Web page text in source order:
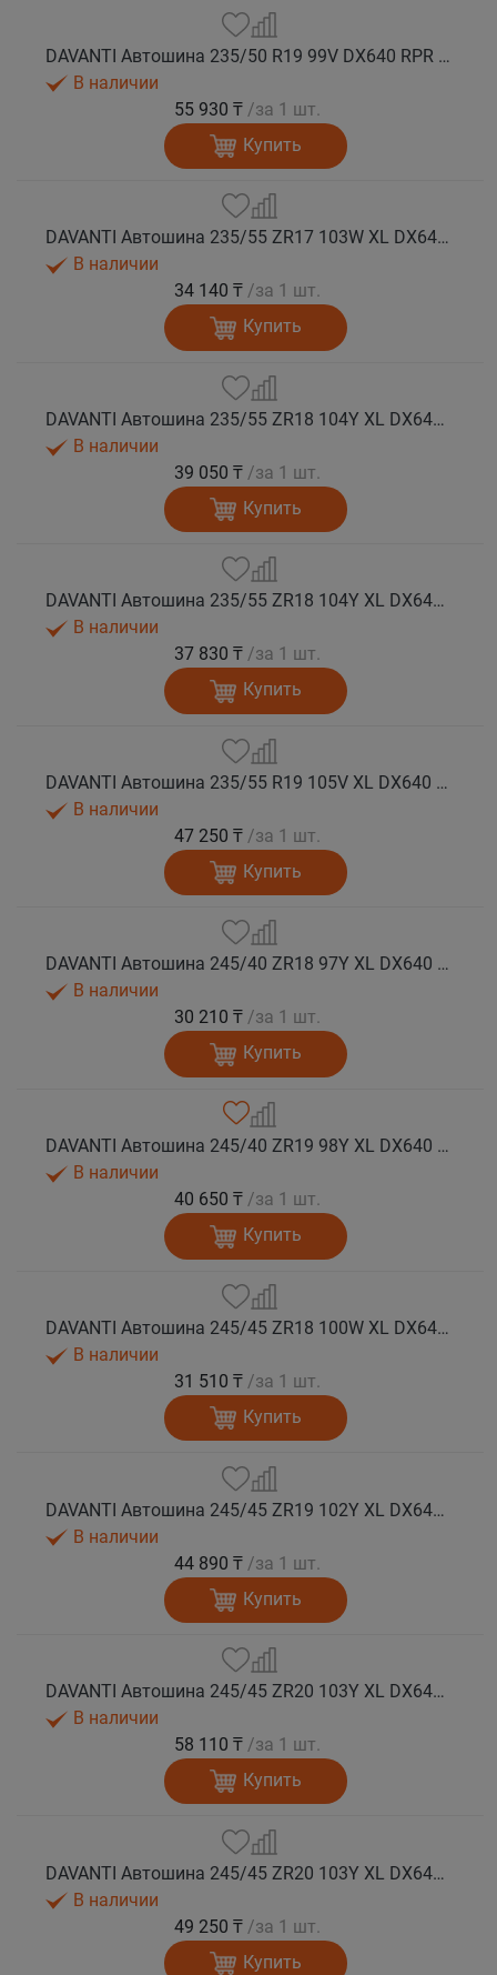
DAVANTI Автошина 235/50 R19 99V DX640 RPR лето (Таиланд)
В наличии
55 930 ₸ /за 1 шт.
Купить
DAVANTI Автошина 235/55 ZR17 103W XL DX640 RPR лето
В наличии
34 140 ₸ /за 1 шт.
Купить
DAVANTI Автошина 235/55 ZR18 104Y XL DX640 RPR лето (Таиланд)
В наличии
39 050 ₸ /за 1 шт.
Купить
DAVANTI Автошина 235/55 ZR18 104Y XL DX640 RPR лето
В наличии
37 830 ₸ /за 1 шт.
Купить
DAVANTI Автошина 235/55 R19 105V XL DX640 RPR лето (Таиланд)
В наличии
47 250 ₸ /за 1 шт.
Купить
DAVANTI Автошина 245/40 ZR18 97Y XL DX640 RPR лето
В наличии
30 210 ₸ /за 1 шт.
Купить
DAVANTI Автошина 245/40 ZR19 98Y XL DX640 RPR лето
В наличии
40 650 ₸ /за 1 шт.
Купить
DAVANTI Автошина 245/45 ZR18 100W XL DX640 RPR лето (Таиланд)
В наличии
31 510 ₸ /за 1 шт.
Купить
DAVANTI Автошина 245/45 ZR19 102Y XL DX640 RPR лето (Таиланд)
В наличии
44 890 ₸ /за 1 шт.
Купить
DAVANTI Автошина 245/45 ZR20 103Y XL DX640 RPR лето (Таиланд)
В наличии
58 110 ₸ /за 1 шт.
Купить
DAVANTI Автошина 245/45 ZR20 103Y XL DX640 RPR лето
В наличии
49 250 ₸ /за 1 шт.
Купить